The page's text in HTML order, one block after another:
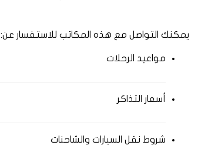
يمكنك التواصل مع هذه المكاتب للاستفسار عن:
مواعيد الرحلات
أسعار التذاكر
شروط نقل السيارات والشاحنات